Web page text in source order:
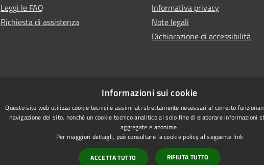
Leggi le FAQ
Richiesta di assistenza
Informativa privacy
Note legali
Dichiarazione di accessibilità
Informazioni sui cookie
Questo sito web utilizza cookie tecnici e assimilati strettamente necessari al corretto
navigazione del sito, nonché un cookie tecnico analitico al solo fine di elaborare informazioni
aggregate e anonime.
Per maggiori dettagli, può consultare la cookie policy al seguente link
ACCETTA TUTTO RIFIUTA TUTTO